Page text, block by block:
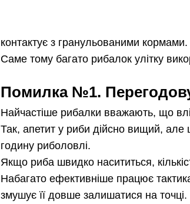
контактує з гранульованими
Саме тому багато рибалок улітку
Помилка №1.
Найчастіше рибалки вважають, що
Так, апетит у риби дійсно вищий, але
годину риболовлі.
Якщо риба швидко насититься,
Набагато ефективніше працює
змушує її довше залишатися на точці.